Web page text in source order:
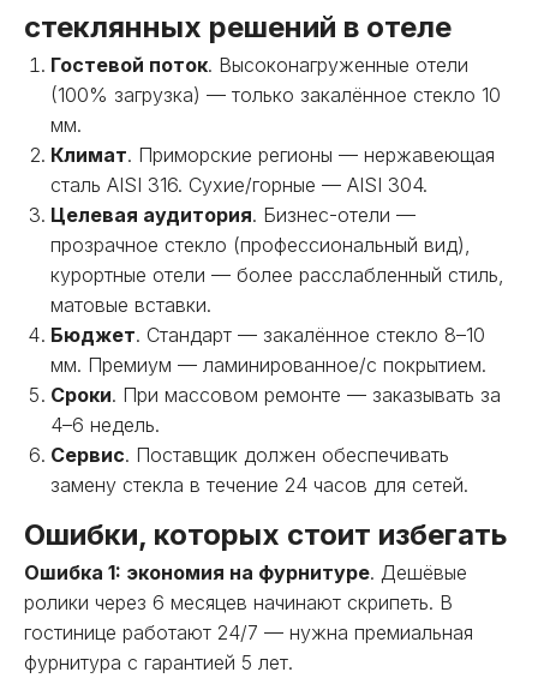
стеклянных решений в отеле
Гостевой поток. Высоконагруженные отели
(100% загрузка) — только закалённое стекло 10
мм.
Климат. Приморские регионы — нержавеющая
сталь AISI 316. Сухие/горные — AISI 304.
Целевая аудитория. Бизнес-отели —
прозрачное стекло (профессиональный вид),
курортные отели — более расслабленный стиль,
матовые вставки.
Бюджет. Стандарт — закалённое стекло 8–10
мм. Премиум — ламинированное/с покрытием.
Сроки. При массовом ремонте — заказывать за
4–6 недель.
Сервис. Поставщик должен обеспечивать
замену стекла в течение 24 часов для сетей.
Ошибки, которых стоит избегать
Ошибка 1: экономия на фурнитуре. Дешёвые
ролики через 6 месяцев начинают скрипеть. В
гостинице работают 24/7 — нужна премиальная
фурнитура с гарантией 5 лет.